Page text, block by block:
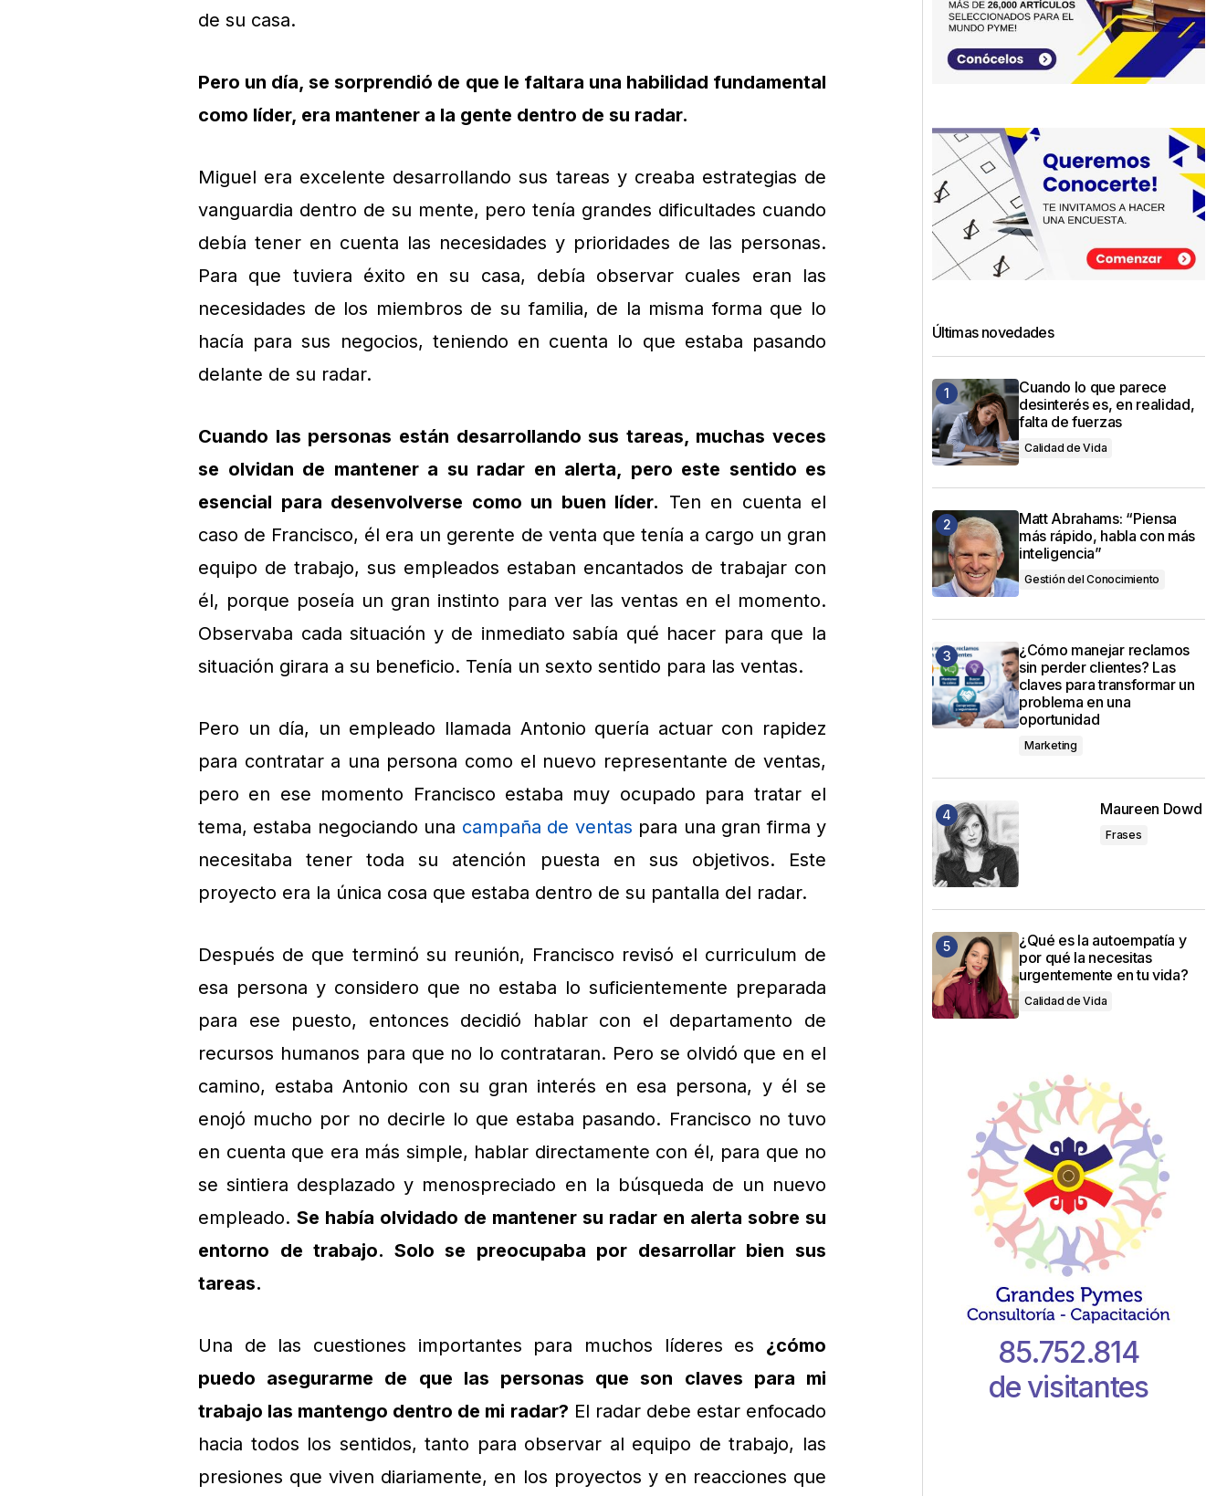
de su casa.
Pero un día, se sorprendió de que le faltara una habilidad fundamental
como líder, era mantener a la gente dentro de su radar.
Miguel era excelente desarrollando sus tareas y creaba estrategias de
vanguardia dentro de su mente, pero tenía grandes dificultades cuando
debía tener en cuenta las necesidades y prioridades de las personas.
Para que tuviera éxito en su casa, debía observar cuales eran las
necesidades de los miembros de su familia, de la misma forma que lo
hacía para sus negocios, teniendo en cuenta lo que estaba pasando
delante de su radar.
Cuando las personas están desarrollando sus tareas, muchas veces
se olvidan de mantener a su radar en alerta, pero este sentido es
esencial para desenvolverse como un buen líder. Ten en cuenta el
caso de Francisco, él era un gerente de venta que tenía a cargo un gran
equipo de trabajo, sus empleados estaban encantados de trabajar con
él, porque poseía un gran instinto para ver las ventas en el momento.
Observaba cada situación y de inmediato sabía qué hacer para que la
situación girara a su beneficio. Tenía un sexto sentido para las ventas.
Pero un día, un empleado llamada Antonio quería actuar con rapidez
para contratar a una persona como el nuevo representante de ventas,
pero en ese momento Francisco estaba muy ocupado para tratar el
tema, estaba negociando una campaña de ventas para una gran firma y
necesitaba tener toda su atención puesta en sus objetivos. Este
proyecto era la única cosa que estaba dentro de su pantalla del radar.
Después de que terminó su reunión, Francisco revisó el curriculum de
esa persona y considero que no estaba lo suficientemente preparada
para ese puesto, entonces decidió hablar con el departamento de
recursos humanos para que no lo contrataran. Pero se olvidó que en el
camino, estaba Antonio con su gran interés en esa persona, y él se
enojó mucho por no decirle lo que estaba pasando. Francisco no tuvo
en cuenta que era más simple, hablar directamente con él, para que no
se sintiera desplazado y menospreciado en la búsqueda de un nuevo
empleado. Se había olvidado de mantener su radar en alerta sobre su
entorno de trabajo. Solo se preocupaba por desarrollar bien sus
tareas.
Una de las cuestiones importantes para muchos líderes es ¿cómo
puedo asegurarme de que las personas que son claves para mi
trabajo las mantengo dentro de mi radar? El radar debe estar enfocado
hacia todos los sentidos, tanto para observar al equipo de trabajo, las
presiones que viven diariamente, en los proyectos y en reacciones que
Últimas novedades
Cuando lo que parece
desinterés es, en realidad,
falta de fuerzas
Calidad de Vida
Matt Abrahams: “Piensa
más rápido, habla con más
inteligencia”
Gestión del Conocimiento
¿Cómo manejar reclamos
sin perder clientes? Las
claves para transformar un
problema en una
oportunidad
Marketing
Maureen Dowd
Frases
¿Qué es la autoempatía y
por qué la necesitas
urgentemente en tu vida?
Calidad de Vida
85.752.814
de visitantes